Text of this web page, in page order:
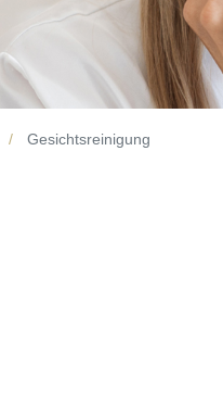
Gesichtsreinigung